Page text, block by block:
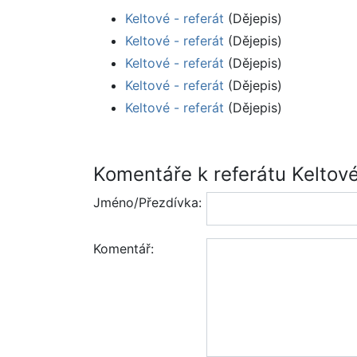
Keltové - referát (Dějepis)
Keltové - referát (Dějepis)
Keltové - referát (Dějepis)
Keltové - referát (Dějepis)
Keltové - referát (Dějepis)
Komentáře k referátu
Jméno/Přezdívka:
Komentář: